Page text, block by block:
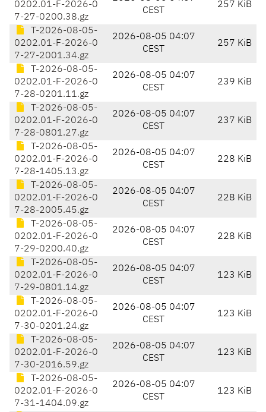
0202.01-F-2026-0
7-27-0200.38.gz
CEST
257 KiB
T-2026-08-05-
0202.01-F-2026-0
7-27-2001.34.gz
2026-08-05 04:07
CEST
257 KiB
T-2026-08-05-
0202.01-F-2026-0
7-28-0201.11.gz
2026-08-05 04:07
CEST
239 KiB
T-2026-08-05-
0202.01-F-2026-0
7-28-0801.27.gz
2026-08-05 04:07
CEST
237 KiB
T-2026-08-05-
0202.01-F-2026-0
7-28-1405.13.gz
2026-08-05 04:07
CEST
228 KiB
T-2026-08-05-
0202.01-F-2026-0
7-28-2005.45.gz
2026-08-05 04:07
CEST
228 KiB
T-2026-08-05-
0202.01-F-2026-0
7-29-0200.40.gz
2026-08-05 04:07
CEST
228 KiB
T-2026-08-05-
0202.01-F-2026-0
7-29-0801.14.gz
2026-08-05 04:07
CEST
123 KiB
T-2026-08-05-
0202.01-F-2026-0
7-30-0201.24.gz
2026-08-05 04:07
CEST
123 KiB
T-2026-08-05-
0202.01-F-2026-0
7-30-2016.59.gz
2026-08-05 04:07
CEST
123 KiB
T-2026-08-05-
0202.01-F-2026-0
7-31-1404.09.gz
2026-08-05 04:07
CEST
123 KiB